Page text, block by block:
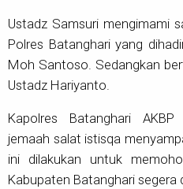
Ustadz Samsuri mengimami
Polres Batanghari yang
Moh Santoso. Sedangkan
Ustadz Hariyanto.
Kapolres Batanghari
jemaah salat istisqa
ini dilakukan untuk
Kabupaten Batanghari segera